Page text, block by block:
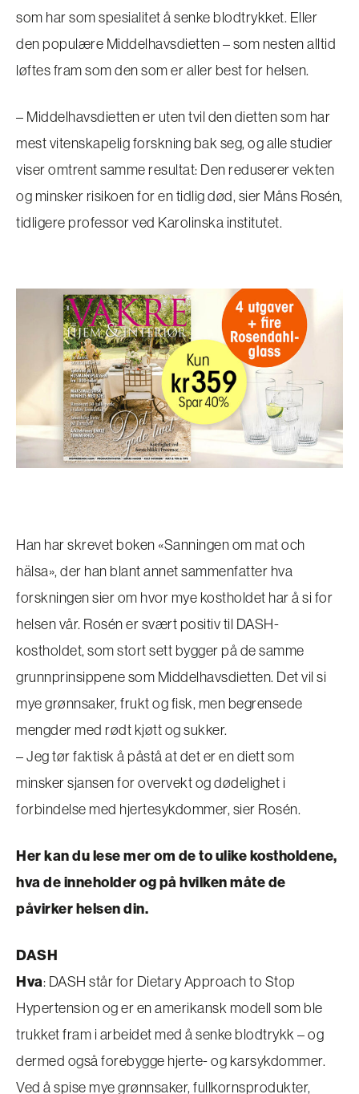
som har som spesialitet å senke blodtrykket. Eller
den populære Middelhavsdietten – som nesten alltid
løftes fram som den som er aller best for helsen.
– Middelhavsdietten er uten tvil den dietten som har
mest vitenskapelig forskning bak seg, og alle studier
viser omtrent samme resultat: Den reduserer vekten
og minsker risikoen for en tidlig død, sier Måns Rosén,
tidligere professor ved Karolinska institutet.
Han har skrevet boken «Sanningen om mat och
hälsa», der han blant annet sammenfatter hva
forskningen sier om hvor mye kostholdet har å si for
helsen vår. Rosén er svært positiv til DASH-
kostholdet, som stort sett bygger på de samme
grunnprinsippene som Middelhavsdietten. Det vil si
mye grønnsaker, frukt og fisk, men begrensede
mengder med rødt kjøtt og sukker.
– Jeg tør faktisk å påstå at det er en diett som
minsker sjansen for overvekt og dødelighet i
forbindelse med hjertesykdommer, sier Rosén.
Her kan du lese mer om de to ulike kostholdene,
hva de inneholder og på hvilken måte de
påvirker helsen din.
DASH
Hva: DASH står for Dietary Approach to Stop
Hypertension og er en amerikansk modell som ble
trukket fram i arbeidet med å senke blodtrykk – og
dermed også forebygge hjerte- og karsykdommer.
Ved å spise mye grønnsaker, fullkornsprodukter,